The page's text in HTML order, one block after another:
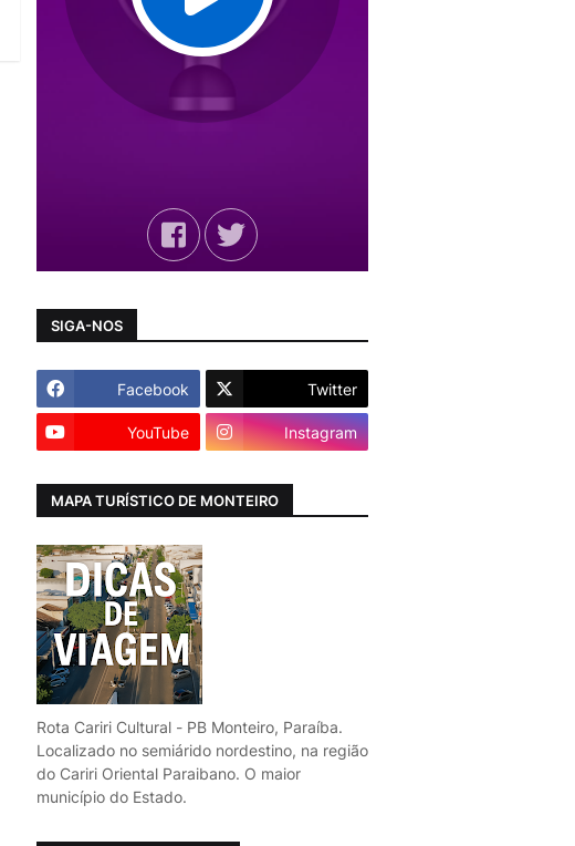
SIGA-NOS
Facebook Twitter
YouTube Instagram
MAPA TURÍSTICO DE MONTEIRO
Rota Cariri Cultural - PB Monteiro, Paraíba.
Localizado no semiárido nordestino, na região
do Cariri Oriental Paraibano. O maior
município do Estado.